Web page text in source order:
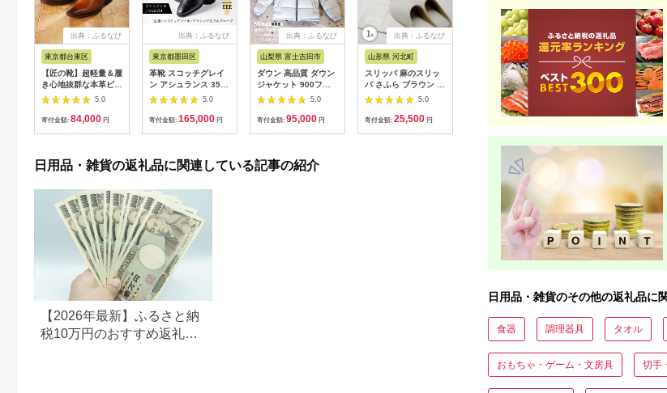
出典：ふるなび
東京都台東区
【匠の靴】超軽量＆履
き心地抜群な本革ビジ
ネスシューズAF-
24.5cm、カラー：ブ
5.0
寄付金額: 84,000 円
出典：ふるなび
東京都墨田区
革靴 スコッチグレイ
ン アシュランス 3525
革靴 25.5cm
5.0
寄付金額: 165,000 円
出典：ふるなび
山梨県 富士吉田市
ダウン 高品質 ダウン
ジャケット 900フィ
ルパワー メンズ 日本
製 Mind 超軽量 羽毛
Lサイズ シルバー ダ
5.0
寄付金額: 95,000 円
出典：ふるなび
山形県 河北町
スリッパ 麻のスリッ
パ さふら ブラウン L
1足 スリッパ
5.0
寄付金額: 25,500 円
出典：ふるなび
兵庫県 神戸市
【五つ星ひょうご認
定】【職人手作り】
100歳まで歩ける足を
目指して！ トレーニ
ングスリッパ グーパ
DRFT2（グリーン）
5.0
20,000
出典：ふるなび
山形県 寒河江市
【グンゼ 快適工房】
半袖肌着 男性用 V首
ホワイト Sサイズ（3
枚セット） 012-H-
GZ001-VS
5.0
12,000
日用品・雑貨の返礼品に関連している記事の紹介
【2026年最新】ふるさと納
税10万円のおすすめ返礼品
日用品・雑貨のその他の返礼品に
食器 調理器具 タオル
おもちゃ・ゲーム・文房具 切手